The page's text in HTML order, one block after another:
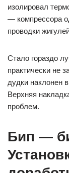
изолировал
— компрессора
проводки
Стало гораздо
практически не
дудки наклонен
Верхняя
проблем.
Бип —